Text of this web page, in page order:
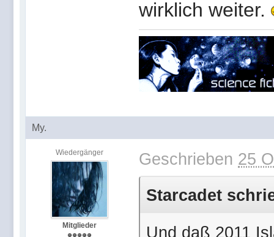
wirklich weiter.
My.
Wiedergänger
Mitglieder
Geschrieben 25
Starcadet
Und daß 2011